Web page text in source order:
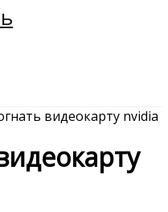
видеокарту nvidia